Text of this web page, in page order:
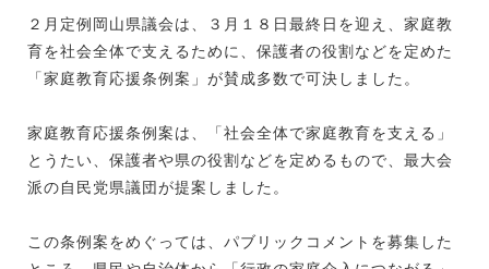
２月定例岡山県議会は、３月１８日最終日を迎え、家庭教
育を社会全体で支えるために、保護者の役割などを定めた
「家庭教育応援条例案」が賛成多数で可決しました。
家庭教育応援条例案は、「社会全体で家庭教育を支える」
とうたい、保護者や県の役割などを定めるもので、最大会
派の自民党県議団が提案しました。
この条例案をめぐっては、パブリックコメントを募集した